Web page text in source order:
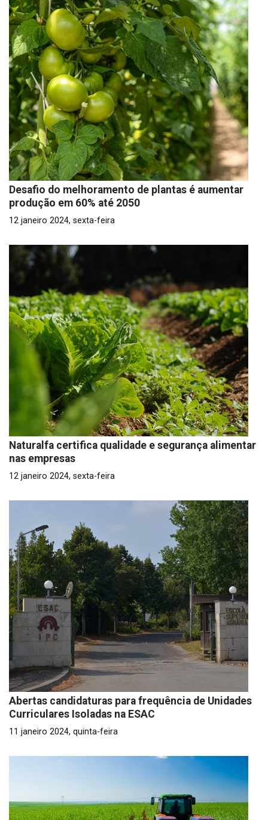
Desafio do melhoramento de plantas é aumentar
produção em 60% até 2050
12 janeiro 2024, sexta-feira
Naturalfa certifica qualidade e segurança alimentar
nas empresas
12 janeiro 2024, sexta-feira
Abertas candidaturas para frequência de Unidades
Curriculares Isoladas na ESAC
11 janeiro 2024, quinta-feira